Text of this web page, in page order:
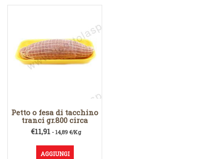
Petto o fesa di tacchino
tranci gr.800 circa
€11,91 - 14,89 €/Kg
AGGIUNGI